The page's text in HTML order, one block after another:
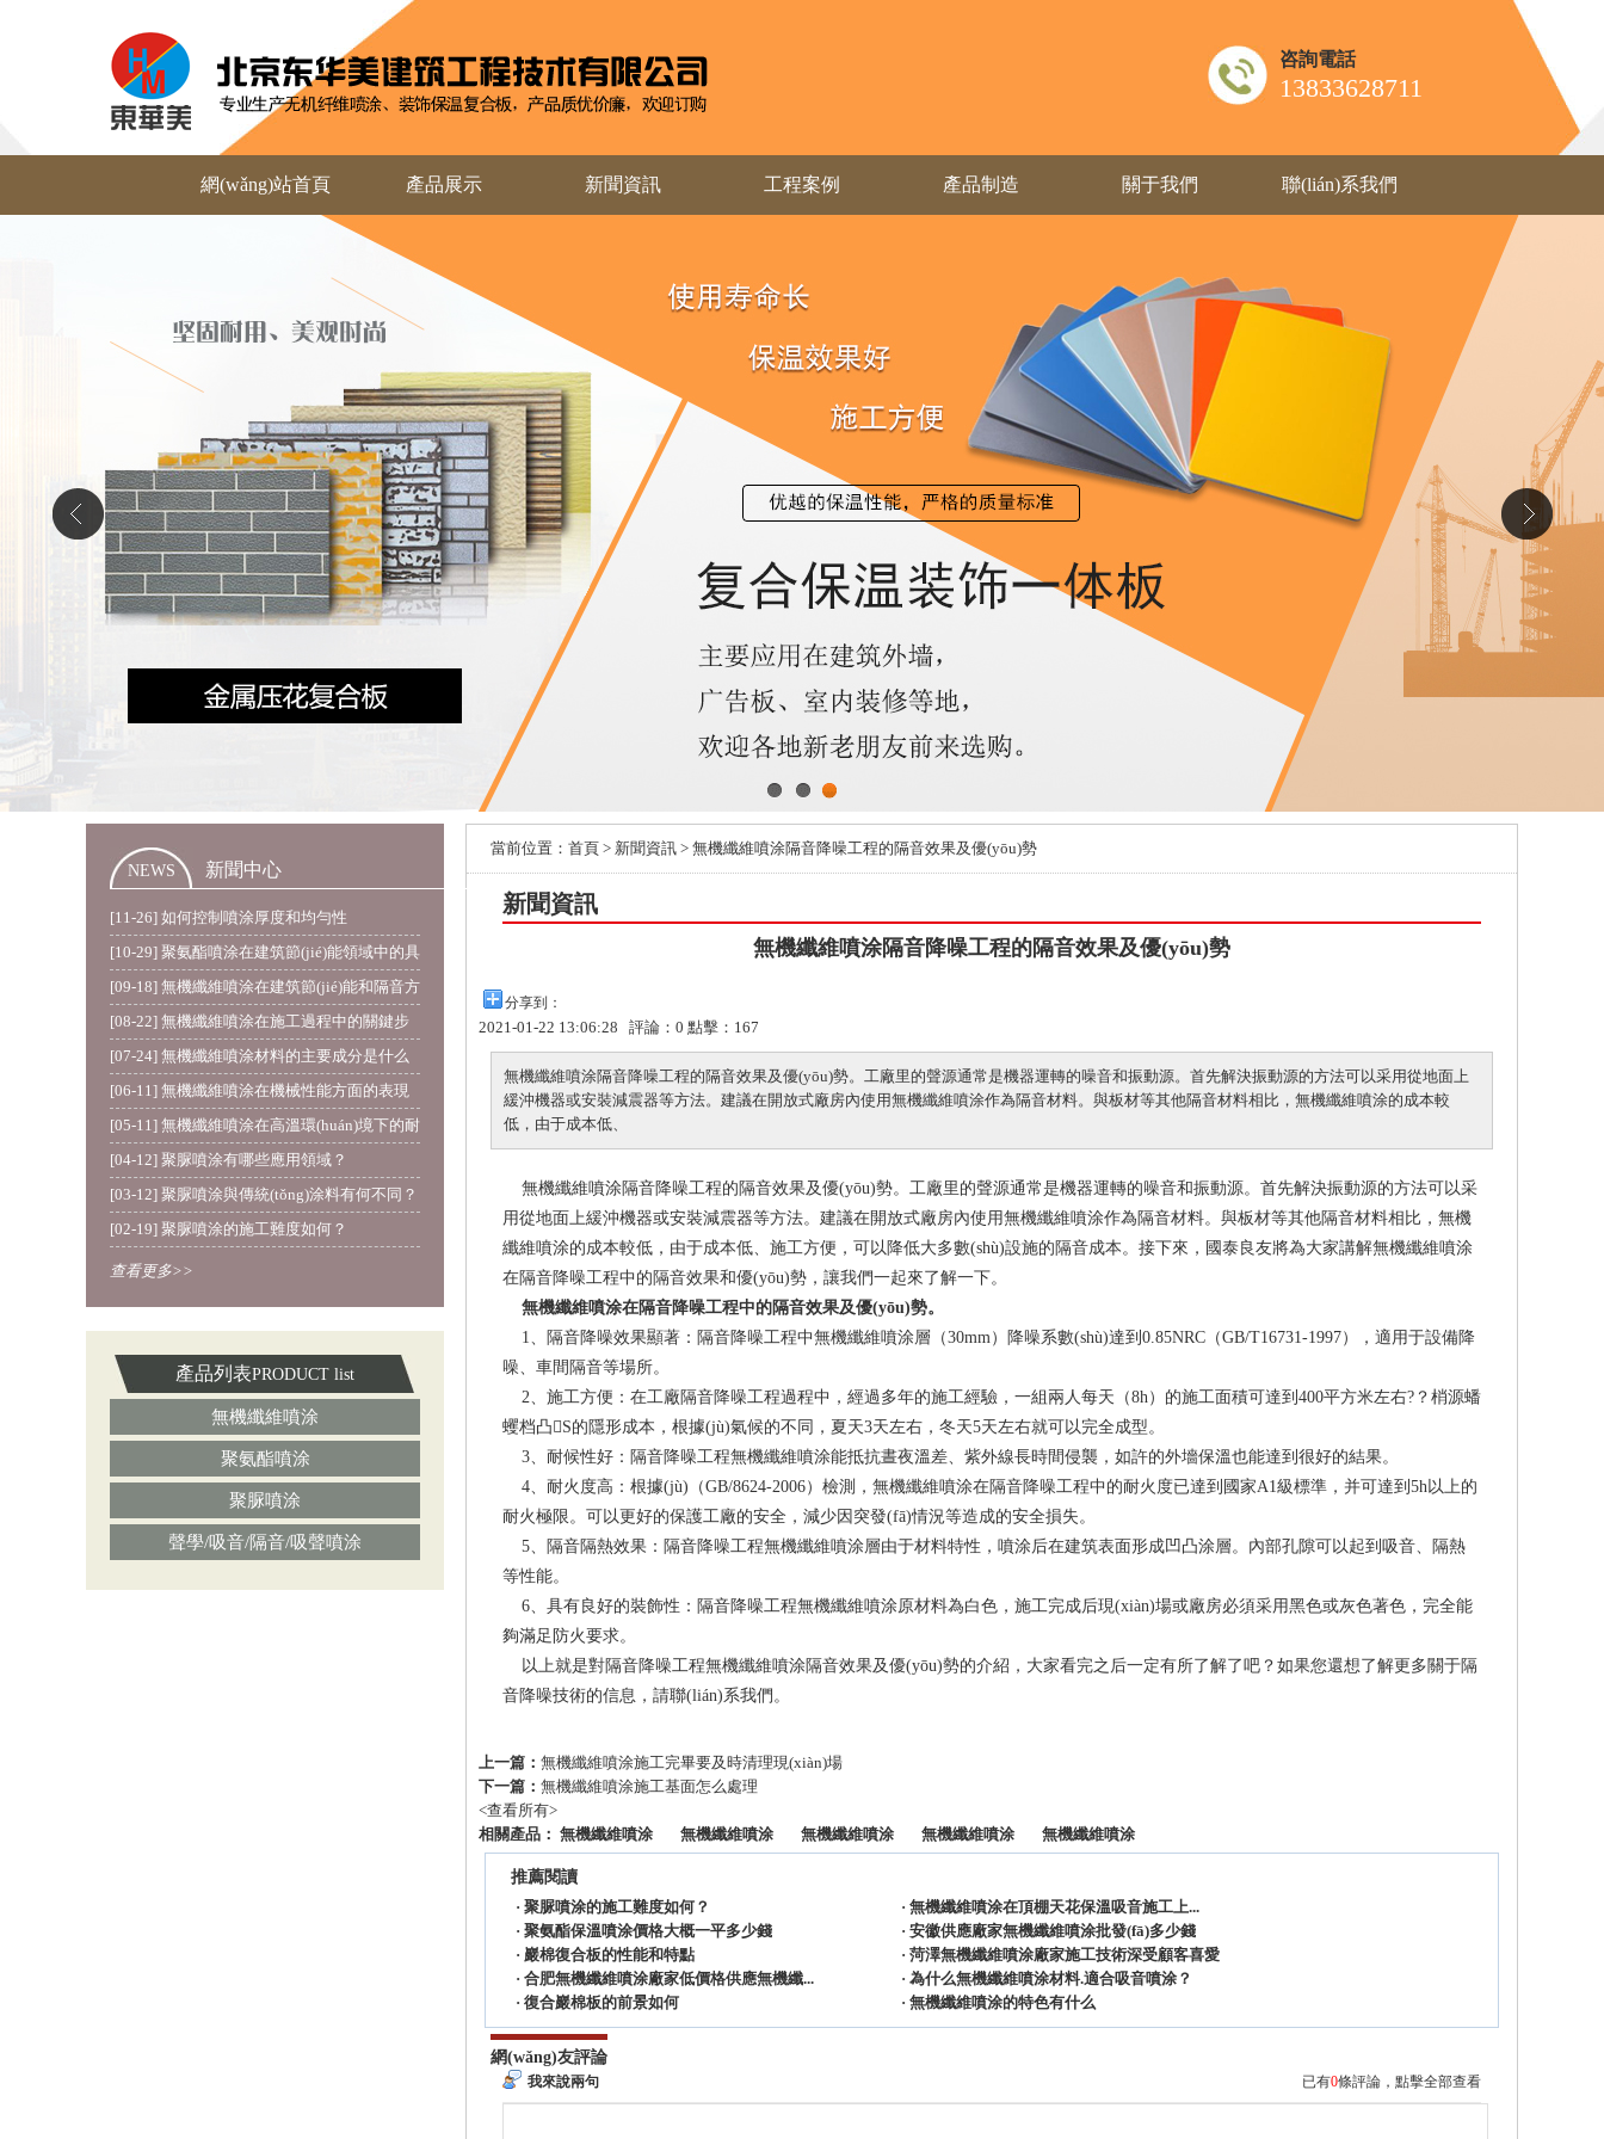
咨詢電話
13833628711
網(wǎng)站首頁 產品展示 新聞資訊 工程案例 產品制造 關于我們 聯(lián)系我們
NEWS 新聞中心
[11-26] 如何控制噴涂厚度和均勻性
[10-29] 聚氨酯噴涂在建筑節(jié)能領域中的具
體應...
[09-18] 無機纖維噴涂在建筑節(jié)能和隔音方
面的...
[08-22] 無機纖維噴涂在施工過程中的關鍵步
驟
[07-24] 無機纖維噴涂材料的主要成分是什么
[06-11] 無機纖維噴涂在機械性能方面的表現
(xiàn)
[05-11] 無機纖維噴涂在高溫環(huán)境下的耐
熱性能
[04-12] 聚脲噴涂有哪些應用領域？
[03-12] 聚脲噴涂與傳統(tǒng)涂料有何不同？
[02-19] 聚脲噴涂的施工難度如何？
查看更多>>
產品列表PRODUCT list
無機纖維噴涂
聚氨酯噴涂
聚脲噴涂
聲學/吸音/隔音/吸聲噴涂
當前位置： 首頁 > 新聞資訊 > 無機纖維噴涂隔音降噪工程的隔音效果及優(yōu)勢
新聞資訊
無機纖維噴涂隔音降噪工程的隔音效果及優(yōu)勢
分享到：
2021-01-22 13:06:28 評論： 0 點擊： 167
無機纖維噴涂隔音降噪工程的隔音效果及優(yōu)勢。工廠里的聲源通常是機器運轉的噪音和振動源。首先解決振動源的方法可以采用從地面上
緩沖機器或安裝減震器等方法。建議在開放式廠房內使用無機纖維噴涂作為隔音材料。與板材等其他隔音材料相比，無機纖維噴涂的成本較
低，由于成本低、
無機纖維噴涂隔音降噪工程的隔音效果及優(yōu)勢。工廠里的聲源通常是機器運轉的噪音和振動源。首先解決振動源的方法可以采
用從地面上緩沖機器或安裝減震器等方法。建議在開放式廠房內使用無機纖維噴涂作為隔音材料。與板材等其他隔音材料相比，無機
纖維噴涂的成本較低，由于成本低、施工方便，可以降低大多數(shù)設施的隔音成本。接下來，國泰良友將為大家講解無機纖維噴涂
在隔音降噪工程中的隔音效果和優(yōu)勢，讓我們一起來了解一下。
無機纖維噴涂在隔音降噪工程中的隔音效果及優(yōu)勢。
1、隔音降噪效果顯著：隔音降噪工程中無機纖維噴涂層（30mm）降噪系數(shù)達到0.85NRC（GB/T16731-1997），適用于設備降
噪、車間隔音等場所。
2、施工方便：在工廠隔音降噪工程過程中，經過多年的施工經驗，一組兩人每天（8h）的施工面積可達到400平方米左右?？梢源蟠
蠼档凸S的隱形成本，根據(jù)氣候的不同，夏天3天左右，冬天5天左右就可以完全成型。
3、耐候性好：隔音降噪工程無機纖維噴涂能抵抗晝夜溫差、紫外線長時間侵襲，如許的外墻保溫也能達到很好的結果。
4、耐火度高：根據(jù)（GB/8624-2006）檢測，無機纖維噴涂在隔音降噪工程中的耐火度已達到國家A1級標準，并可達到5h以上的
耐火極限。可以更好的保護工廠的安全，減少因突發(fā)情況等造成的安全損失。
5、隔音隔熱效果：隔音降噪工程無機纖維噴涂層由于材料特性，噴涂后在建筑表面形成凹凸涂層。內部孔隙可以起到吸音、隔熱
等性能。
6、具有良好的裝飾性：隔音降噪工程無機纖維噴涂原材料為白色，施工完成后現(xiàn)場或廠房必須采用黑色或灰色著色，完全能
夠滿足防火要求。
以上就是對隔音降噪工程無機纖維噴涂隔音效果及優(yōu)勢的介紹，大家看完之后一定有所了解了吧？如果您還想了解更多關于隔
音降噪技術的信息，請聯(lián)系我們。
上一篇： 無機纖維噴涂施工完畢要及時清理現(xiàn)場
下一篇： 無機纖維噴涂施工基面怎么處理
<查看所有>
相關產品： 無機纖維噴涂 無機纖維噴涂 無機纖維噴涂 無機纖維噴涂 無機纖維噴涂
推薦閱讀
· 聚脲噴涂的施工難度如何？ · 無機纖維噴涂在頂棚天花保溫吸音施工上...
· 聚氨酯保溫噴涂價格大概一平多少錢 · 安徽供應廠家無機纖維噴涂批發(fā)多少錢
· 巖棉復合板的性能和特點 · 菏澤無機纖維噴涂廠家施工技術深受顧客喜愛
· 合肥無機纖維噴涂廠家低價格供應無機纖... · 為什么無機纖維噴涂材料.適合吸音噴涂？
· 復合巖棉板的前景如何 · 無機纖維噴涂的特色有什么
網(wǎng)友評論
我來說兩句 已有0條評論， 點擊全部查看